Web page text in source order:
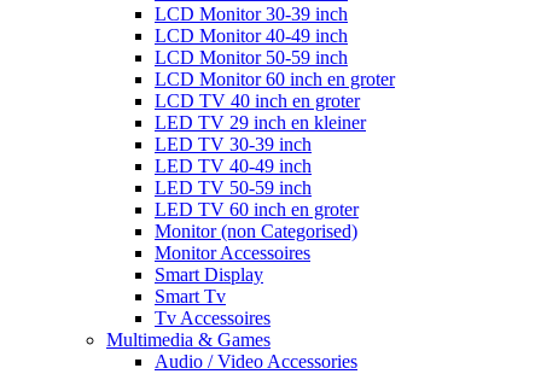
LCD Monitor 30-39 inch
LCD Monitor 40-49 inch
LCD Monitor 50-59 inch
LCD Monitor 60 inch en groter
LCD TV 40 inch en groter
LED TV 29 inch en kleiner
LED TV 30-39 inch
LED TV 40-49 inch
LED TV 50-59 inch
LED TV 60 inch en groter
Monitor (non Categorised)
Monitor Accessoires
Smart Display
Smart Tv
Tv Accessoires
Multimedia & Games
Audio / Video Accessories